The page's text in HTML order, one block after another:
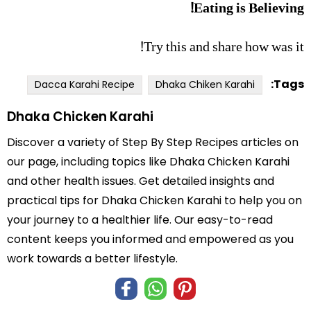
Eating is Believing!
Try this and share how was it!
Tags:
Dhaka Chiken Karahi
Dacca Karahi Recipe
Dhaka Chicken Karahi
Discover a variety of Step By Step Recipes articles on
our page, including topics like Dhaka Chicken Karahi
and other health issues. Get detailed insights and
practical tips for Dhaka Chicken Karahi to help you on
your journey to a healthier life. Our easy-to-read
content keeps you informed and empowered as you
work towards a better lifestyle.